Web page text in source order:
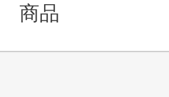
商品